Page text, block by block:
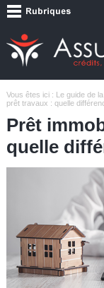
Vous êtes ici : Le guide de
prêt travaux : quelle
Prêt
quelle